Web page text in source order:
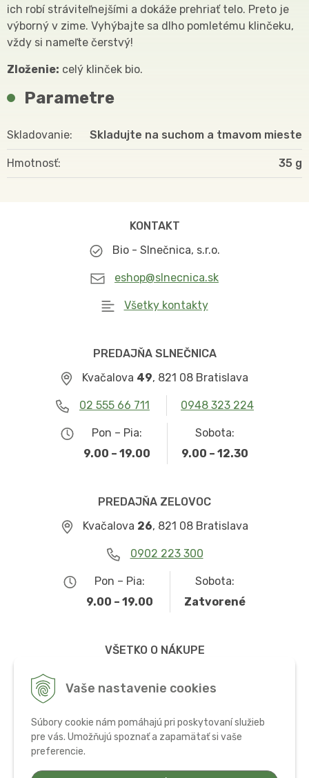
Vaše nastavenie cookies
Súbory cookie nám pomáhajú pri poskytovaní služieb
pre vás. Umožňujú spoznať a zapamätať si vaše
preferencie.
ich robí stráviteľnejšími a dokáže prehriať telo. Preto je
výborný v zime. Vyhýbajte sa dlho pomletému klinčeku,
vždy si nameľte čerstvý!
Zloženie: celý klinček bio.
Parametre
Skladovanie Skladujte na suchom a tmavom mieste
Hmotnosť 35
KONTAKT
Bio - Slnečnica, s.r.o.
eshop@slnecnica.sk
Všetky kontakty
PREDAJŇA SLNEČNICA
Kvačalova 49, 821 08 Bratislava
02 555 66 711 0948 323 224
Pon – Pia:
9.00 – 19.00
Sobota:
9.00 – 12.30
PREDAJŇA ZELOVOC
Kvačalova 26, 821 08 Bratislava
0902 223 300
Pon – Pia:
9.00 – 19.00
Sobota:
Zatvorené
VŠETKO O NÁKUPE
Ochrana osobných údajov